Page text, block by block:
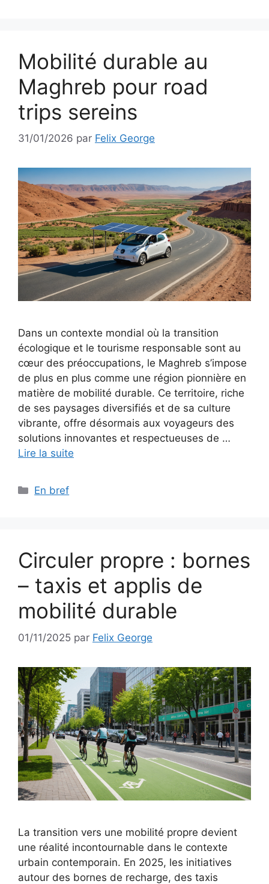
Mobilité durable au
Maghreb pour road
trips sereins
31/01/2026 par Felix George
Dans un contexte mondial où la transition
écologique et le tourisme responsable sont au
cœur des préoccupations, le Maghreb s’impose
de plus en plus comme une région pionnière en
matière de mobilité durable. Ce territoire, riche
de ses paysages diversifiés et de sa culture
vibrante, offre désormais aux voyageurs des
solutions innovantes et respectueuses de …
Lire la suite
Catégories
En bref
Circuler propre : bornes
– taxis et applis de
mobilité durable
01/11/2025 par Felix George
La transition vers une mobilité propre devient
une réalité incontournable dans le contexte
urbain contemporain. En 2025, les initiatives
autour des bornes de recharge, des taxis